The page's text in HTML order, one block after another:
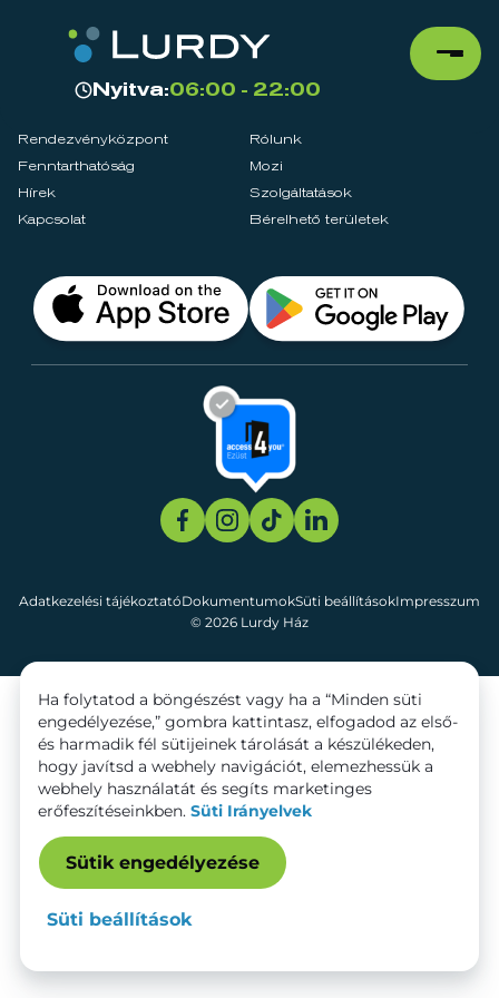
Nyitva:06:00 - 22:00
Rendezvényközpont
Rólunk
Fenntarthatóság
Mozi
Hírek
Szolgáltatások
Kapcsolat
Bérelhető területek
© 2026 Lurdy Ház
Adatkezelési tájékoztatóDokumentumokSüti beállításokImpresszum
Ha folytatod a böngészést vagy ha a “Minden süti
engedélyezése,” gombra kattintasz, elfogadod az első-
és harmadik fél sütijeinek tárolását a készülékeden,
hogy javítsd a webhely navigációt, elemezhessük a
webhely használatát és segíts marketinges
erőfeszítéseinkben. Süti Irányelvek
Sütik engedélyezése
Süti beállítások